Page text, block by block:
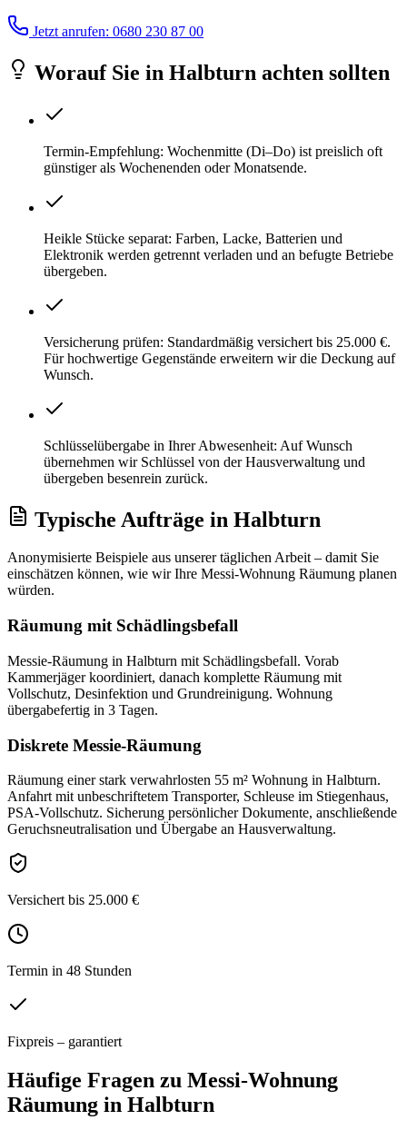
Jetzt anrufen: 0680 230 87 00
Worauf Sie in Halbturn achten sollten
Termin-Empfehlung: Wochenmitte (Di–Do) ist preislich oft
günstiger als Wochenenden oder Monatsende.
Heikle Stücke separat: Farben, Lacke, Batterien und
Elektronik werden getrennt verladen und an befugte Betriebe
übergeben.
Versicherung prüfen: Standardmäßig versichert bis 25.000 €.
Für hochwertige Gegenstände erweitern wir die Deckung auf
Wunsch.
Schlüsselübergabe in Ihrer Abwesenheit: Auf Wunsch
übernehmen wir Schlüssel von der Hausverwaltung und
übergeben besenrein zurück.
Typische Aufträge in Halbturn
Anonymisierte Beispiele aus unserer täglichen Arbeit – damit Sie
einschätzen können, wie wir Ihre Messi-Wohnung Räumung planen
würden.
Räumung mit Schädlingsbefall
Messie-Räumung in Halbturn mit Schädlingsbefall. Vorab
Kammerjäger koordiniert, danach komplette Räumung mit
Vollschutz, Desinfektion und Grundreinigung. Wohnung
übergabefertig in 3 Tagen.
Diskrete Messie-Räumung
Räumung einer stark verwahrlosten 55 m² Wohnung in Halbturn.
Anfahrt mit unbeschriftetem Transporter, Schleuse im Stiegenhaus,
PSA-Vollschutz. Sicherung persönlicher Dokumente, anschließende
Geruchsneutralisation und Übergabe an Hausverwaltung.
Versichert bis 25.000 €
Termin in 48 Stunden
Fixpreis – garantiert
Häufige Fragen zu Messi-Wohnung
Räumung in Halbturn